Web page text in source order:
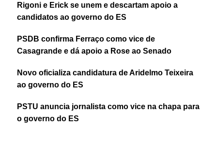
Rigoni e Erick se unem e descartam apoio a
candidatos ao governo do ES
PSDB confirma Ferraço como vice de
Casagrande e dá apoio a Rose ao Senado
Novo oficializa candidatura de Aridelmo Teixeira
ao governo do ES
PSTU anuncia jornalista como vice na chapa para
o governo do ES